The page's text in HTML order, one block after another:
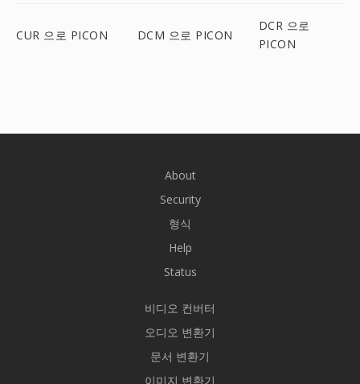
CUR 으로 PICON DCM 으로 PICON
DCR 으로
PICON
About
Security
형식
Help
Status
비디오 컨버터
오디오 변환기
문서 변환기
이미지 변환기